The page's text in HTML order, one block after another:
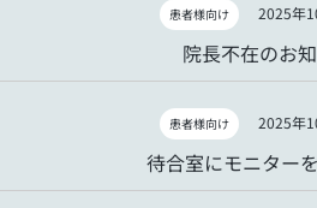
2025年
患者様向け
院長不在のお
2025年
患者様向け
待合室にモニター